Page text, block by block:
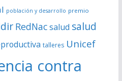
población y desarrollo premio
RedNacsalud salud
talleres Unicef
contra